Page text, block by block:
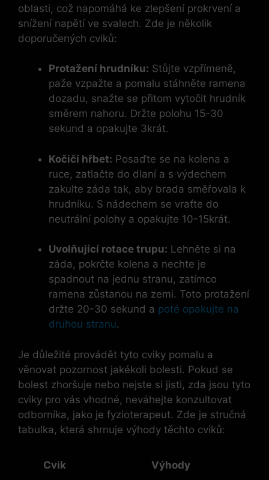
oblasti, což napomáhá ke zlepšení prokrvení a
snížení napětí ve svalech. Zde je několik
doporučených cviků:
Protažení hrudníku: Stůjte vzpřímeně,
paže vzpažte a pomalu stáhněte ramena
dozadu, snažte se přitom vytočit hrudník
směrem nahoru. Držte polohu 15-30
sekund a opakujte 3krát.
Kočičí hřbet: Posaďte se na kolena a
ruce, zatlačte do dlaní a s výdechem
zakulte záda tak, aby brada směřovala k
hrudníku. S nádechem se vraťte do
neutrální polohy a opakujte 10-15krát.
Uvolňující rotace trupu: Lehněte si na
záda, pokrčte kolena a nechte je
spadnout na jednu stranu, zatímco
ramena zůstanou na zemi. Toto protažení
držte 20-30 sekund a poté opakujte na
druhou stranu.
Je důležité provádět tyto cviky pomalu a
věnovat pozornost jakékoli bolesti. Pokud se
bolest zhoršuje nebo nejste si jisti, zda jsou tyto
cviky pro vás vhodné, neváhejte konzultovat
odborníka, jako je fyzioterapeut. Zde je stručná
tabulka, která shrnuje výhody těchto cviků:
Cvik Výhody